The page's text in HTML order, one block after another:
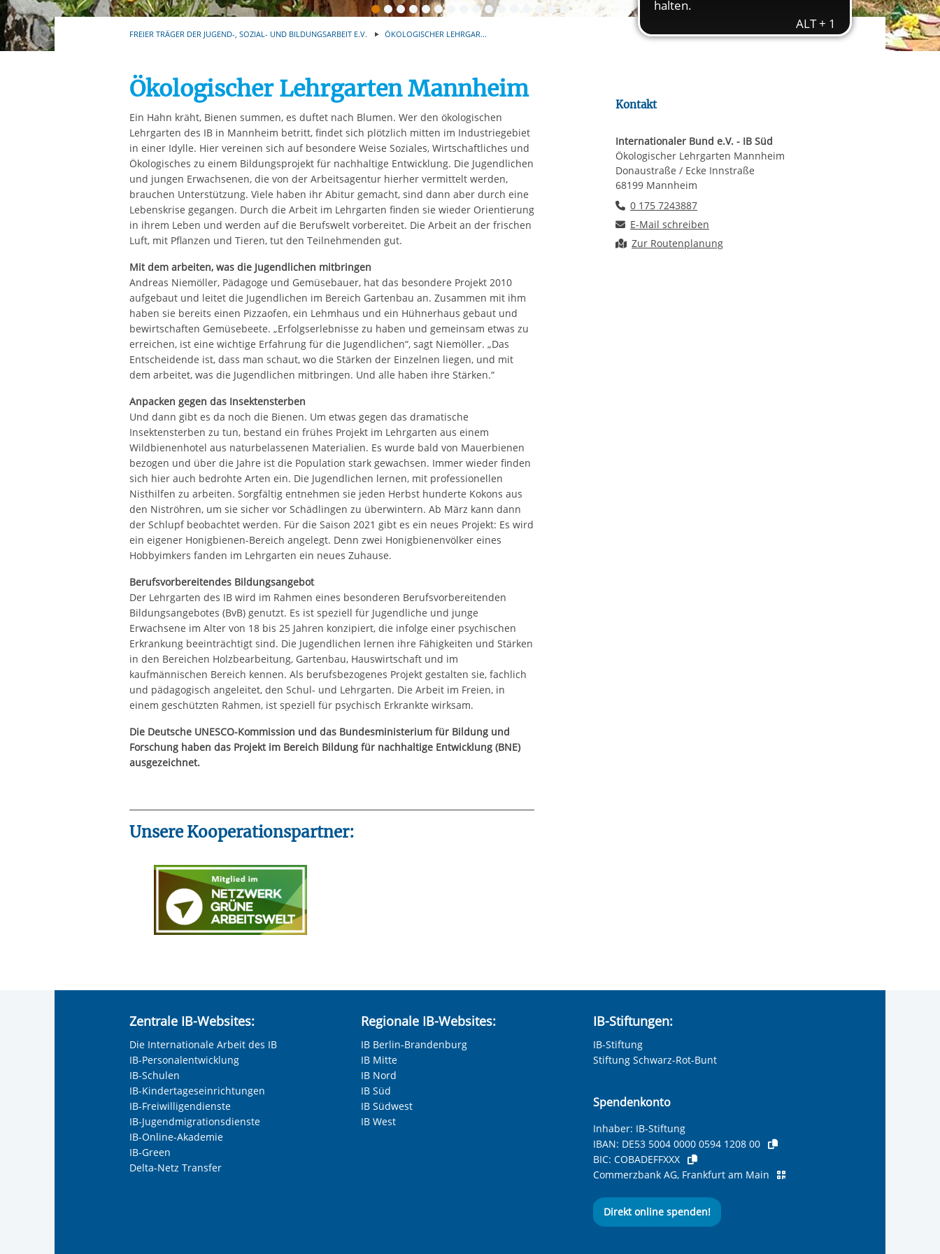
Ihre etwaige Einwilligung erstreckt sich nicht auf notwendige Cookies, die erforderlich zur Bereitstellung
der von Ihnen aufgerufenen und somit gewünschten Website-Funktionen sind. Diese Cookies setzen wir
aufgrund berechtigter Interessen und daher unabhängig von einer Einwilligung.
Automatische Wiedergabe starten/stoppen
FREIER TRÄGER DER JUGEND-, SOZIAL- UND BILDUNGSARBEIT E.V. ÖKOLOGISCHER LEHRGAR...
Ökologischer Lehrgarten Mannheim
Ein Hahn kräht, Bienen summen, es duftet nach Blumen. Wer den ökologischen
Lehrgarten des IB in Mannheim betritt, findet sich plötzlich mitten im Industriegebiet
in einer Idylle. Hier vereinen sich auf besondere Weise Soziales, Wirtschaftliches und
Ökologisches zu einem Bildungsprojekt für nachhaltige Entwicklung. Die Jugendlichen
und jungen Erwachsenen, die von der Arbeitsagentur hierher vermittelt werden,
brauchen Unterstützung. Viele haben ihr Abitur gemacht, sind dann aber durch eine
Lebenskrise gegangen. Durch die Arbeit im Lehrgarten finden sie wieder Orientierung
in ihrem Leben und werden auf die Berufswelt vorbereitet. Die Arbeit an der frischen
Luft, mit Pflanzen und Tieren, tut den Teilnehmenden gut.
Mit dem arbeiten, was die Jugendlichen mitbringen
Andreas Niemöller, Pädagoge und Gemüsebauer, hat das besondere Projekt 2010
aufgebaut und leitet die Jugendlichen im Bereich Gartenbau an. Zusammen mit ihm
haben sie bereits einen Pizzaofen, ein Lehmhaus und ein Hühnerhaus gebaut und
bewirtschaften Gemüsebeete. „Erfolgserlebnisse zu haben und gemeinsam etwas zu
erreichen, ist eine wichtige Erfahrung für die Jugendlichen“, sagt Niemöller. „Das
Entscheidende ist, dass man schaut, wo die Stärken der Einzelnen liegen, und mit
dem arbeitet, was die Jugendlichen mitbringen. Und alle haben ihre Stärken.“
Anpacken gegen das Insektensterben
Und dann gibt es da noch die Bienen. Um etwas gegen das dramatische
Insektensterben zu tun, bestand ein frühes Projekt im Lehrgarten aus einem
Wildbienenhotel aus naturbelassenen Materialien. Es wurde bald von Mauerbienen
bezogen und über die Jahre ist die Population stark gewachsen. Immer wieder finden
sich hier auch bedrohte Arten ein. Die Jugendlichen lernen, mit professionellen
Nisthilfen zu arbeiten. Sorgfältig entnehmen sie jeden Herbst hunderte Kokons aus
den Niströhren, um sie sicher vor Schädlingen zu überwintern. Ab März kann dann
der Schlupf beobachtet werden. Für die Saison 2021 gibt es ein neues Projekt: Es wird
ein eigener Honigbienen-Bereich angelegt. Denn zwei Honigbienenvölker eines
Hobbyimkers fanden im Lehrgarten ein neues Zuhause.
Berufsvorbereitendes Bildungsangebot
Der Lehrgarten des IB wird im Rahmen eines besonderen Berufsvorbereitenden
Bildungsangebotes (BvB) genutzt. Es ist speziell für Jugendliche und junge
Erwachsene im Alter von 18 bis 25 Jahren konzipiert, die infolge einer psychischen
Erkrankung beeinträchtigt sind. Die Jugendlichen lernen ihre Fähigkeiten und Stärken
in den Bereichen Holzbearbeitung, Gartenbau, Hauswirtschaft und im
kaufmännischen Bereich kennen. Als berufsbezogenes Projekt gestalten sie, fachlich
und pädagogisch angeleitet, den Schul- und Lehrgarten. Die Arbeit im Freien, in
einem geschützten Rahmen, ist speziell für psychisch Erkrankte wirksam.
Die Deutsche UNESCO-Kommission und das Bundesministerium für Bildung und
Forschung haben das Projekt im Bereich Bildung für nachhaltige Entwicklung (BNE)
ausgezeichnet.
Unsere Kooperationspartner:
Kontakt
Internationaler Bund e.V. - IB Süd
Ökologischer Lehrgarten Mannheim
Donaustraße / Ecke Innstraße
68199 Mannheim
Telefonnummer
0 175 7243887
E-Mail an Ökologischer Lehrgarten Mannheim
E-Mail schreiben
Route planen
Zur Routenplanung
Zentrale IB-Websites:
Die Internationale Arbeit des IB
IB-Personalentwicklung
IB-Schulen
IB-Kindertageseinrichtungen
IB-Freiwilligendienste
IB-Jugendmigrationsdienste
IB-Online-Akademie
IB-Green
Delta-Netz Transfer
Regionale IB-Websites:
IB Berlin-Brandenburg
IB Mitte
IB Nord
IB Süd
IB Südwest
IB West
IB-Stiftungen:
IB-Stiftung
Stiftung Schwarz-Rot-Bunt
Spendenkonto
Inhaber: IB-Stiftung
IBAN: DE53 5004 0000 0594 1208 00
BIC: COBADEFFXXX
Commerzbank AG, Frankfurt am Main
Direkt online spenden!